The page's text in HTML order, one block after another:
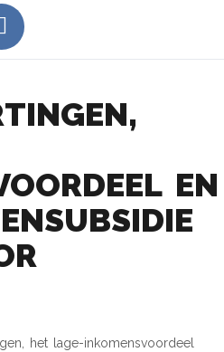
EN
het lage-inkomensvoordeel